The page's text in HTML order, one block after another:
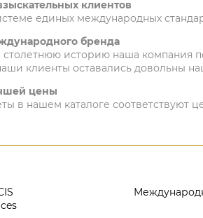
клиентов
единых международных
бренда
столетнюю историю наша компания
клиенты оставались довольны
цены
в нашем каталоге соответствуют